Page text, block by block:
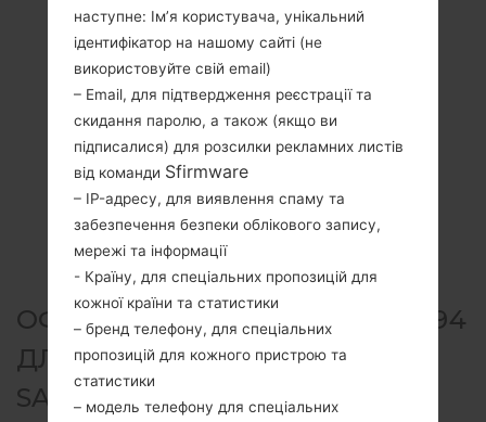
ОФІЦІЙНА ПРОШИВКА #117894
ДЛЯ SM-A107M -
SAMSUNGGALAXY A10S
наступне: Ім’я користувача, унікальний
ідентифікатор на нашому сайті (не
використовуйте свій email)
– Email, для підтвердження реєстрації та
скидання паролю, а також (якщо ви
підписалися) для розсилки рекламних листів
від команди Sfirmware
– IP-адресу, для виявлення спаму та
забезпечення безпеки облікового запису,
мережі та інформації
- Країну, для спеціальних пропозицій для
кожної країни та статистики
– бренд телефону, для спеціальних
пропозицій для кожного пристрою та
статистики
– модель телефону для спеціальних